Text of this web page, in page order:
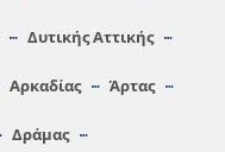
Δυτικής Αττικής
Αρκαδίας Άρτας
Δράμας